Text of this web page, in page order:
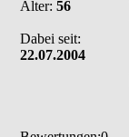
Alter: 56
Dabei seit:
22.07.2004